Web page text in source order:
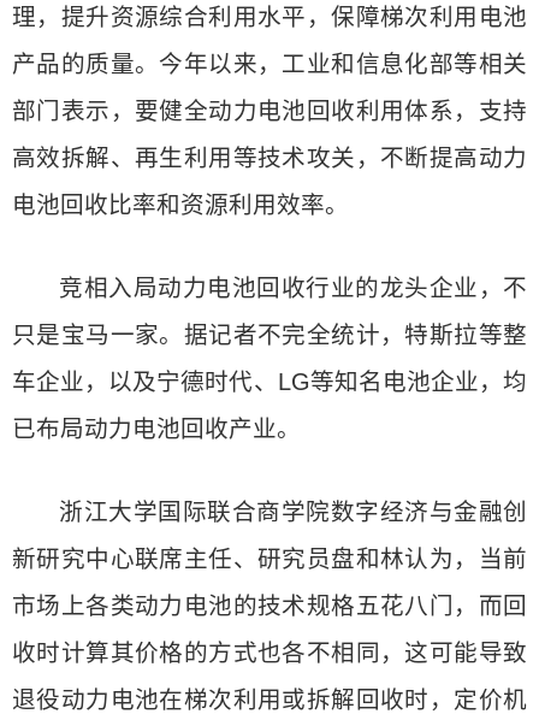
理，提升资源综合利用水平，保障梯次利用电池
产品的质量。今年以来，工业和信息化部等相关
部门表示，要健全动力电池回收利用体系，支持
高效拆解、再生利用等技术攻关，不断提高动力
电池回收比率和资源利用效率。
竞相入局动力电池回收行业的龙头企业，不
只是宝马一家。据记者不完全统计，特斯拉等整
车企业，以及宁德时代、LG等知名电池企业，均
已布局动力电池回收产业。
浙江大学国际联合商学院数字经济与金融创
新研究中心联席主任、研究员盘和林认为，当前
市场上各类动力电池的技术规格五花八门，而回
收时计算其价格的方式也各不相同，这可能导致
退役动力电池在梯次利用或拆解回收时，定价机